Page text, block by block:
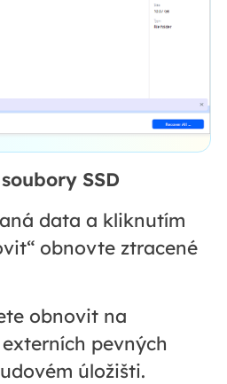
SSD
data a kliknutím
obnovte ztracené
obnovit na
pevných
úložišti.